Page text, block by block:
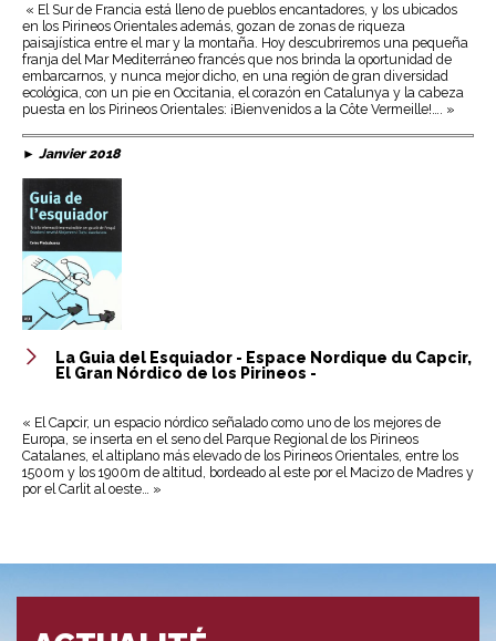
« El Sur de Francia está lleno de pueblos encantadores, y los ubicados
en los Pirineos Orientales además, gozan de zonas de riqueza
paisajística entre el mar y la montaña. Hoy descubriremos una pequeña
franja del Mar Mediterráneo francés que nos brinda la oportunidad de
embarcarnos, y nunca mejor dicho, en una región de gran diversidad
ecológica, con un pie en Occitania, el corazón en Catalunya y la cabeza
puesta en los Pirineos Orientales: ¡Bienvenidos a la Côte Vermeille!…. »
► Janvier 2018
La Guia del Esquiador - Espace Nordique du Capcir,
El Gran Nórdico de los Pirineos -
« El Capcir, un espacio nórdico señalado como uno de los mejores de
Europa, se inserta en el seno del Parque Regional de los Pirineos
Catalanes, el altiplano más elevado de los Pirineos Orientales, entre los
1500m y los 1900m de altitud, bordeado al este por el Macizo de Madres y
por el Carlit al oeste… »​